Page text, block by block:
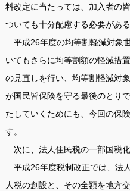
料改定に当たっては、加入者の
ついても十分配慮する必要があ
平成26年度の均等割軽減対象
いてもさらに均等割額の軽減措
の見直しを行い、均等割軽減対
が国民皆保険を守る最後のとり
たしていくためにも、今回の保
す。
次に、法人住民税の一部国税化
平成26年度税制改正では、法
人税の創設と、その全額を地方